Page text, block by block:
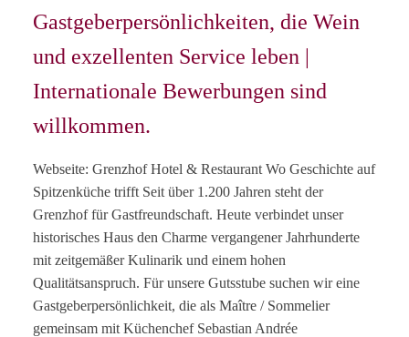
Gastgeberpersönlichkeiten, die Wein
und exzellenten Service leben |
Internationale Bewerbungen sind
willkommen.
Webseite: Grenzhof Hotel & Restaurant Wo Geschichte auf
Spitzenküche trifft Seit über 1.200 Jahren steht der
Grenzhof für Gastfreundschaft. Heute verbindet unser
historisches Haus den Charme vergangener Jahrhunderte
mit zeitgemäßer Kulinarik und einem hohen
Qualitätsanspruch. Für unsere Gutsstube suchen wir eine
Gastgeberpersönlichkeit, die als Maître / Sommelier
gemeinsam mit Küchenchef Sebastian Andrée